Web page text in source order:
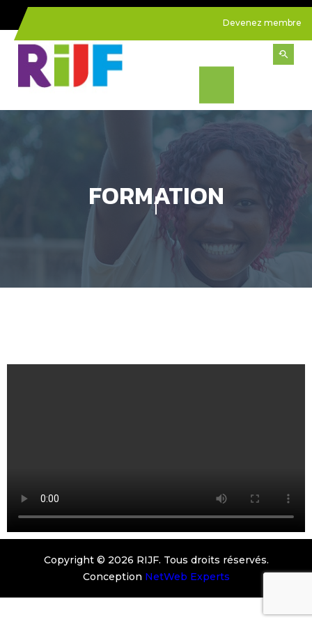
Devenez membre
FORMATION
Copyright © 2026 RIJF. Tous droits réservés.
Conception NetWeb Experts